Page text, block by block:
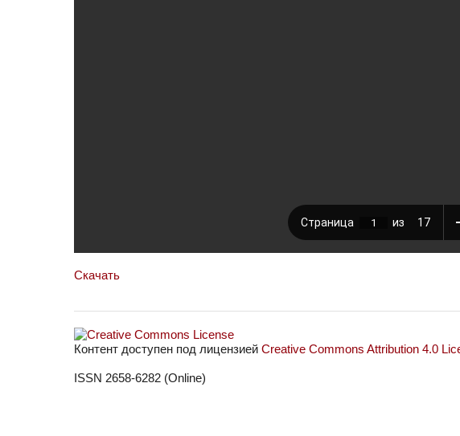
Скачать
Контент доступен под лицензией Creative Commons Attribution 4.0
ISSN 2658-6282 (Online)